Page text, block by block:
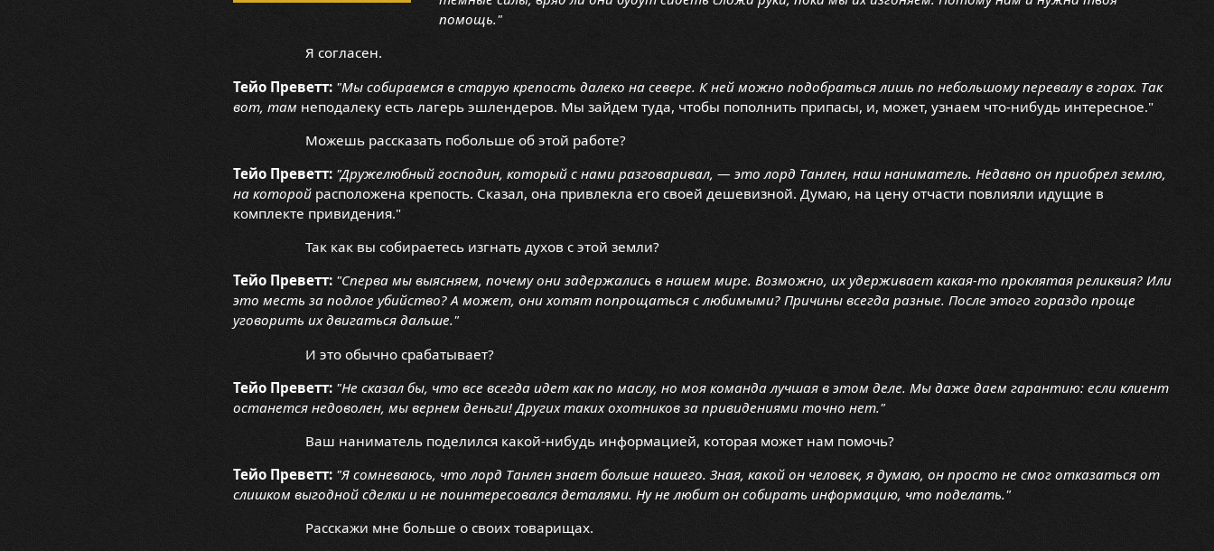
помощь."
Я согласен.
Тейо Преветт: "Мы собираемся в старую крепость далеко на севере. К ней можно подобраться лишь по небольшому перевалу в горах. Так
вот, там неподалеку есть лагерь эшлендеров. Мы зайдем туда, чтобы пополнить припасы, и, может, узнаем что-нибудь интересное."
Можешь рассказать побольше об этой работе?
Тейо Преветт: "Дружелюбный господин, который с нами разговаривал, — это лорд Танлен, наш наниматель. Недавно он приобрел землю,
на которой расположена крепость. Сказал, она привлекла его своей дешевизной. Думаю, на цену отчасти повлияли идущие в
комплекте привидения."
Так как вы собираетесь изгнать духов с этой земли?
Тейо Преветт: "Сперва мы выясняем, почему они задержались в нашем мире. Возможно, их удерживает какая-то проклятая реликвия? Или
это месть за подлое убийство? А может, они хотят попрощаться с любимыми? Причины всегда разные. После этого гораздо проще
уговорить их двигаться дальше."
И это обычно срабатывает?
Тейо Преветт: "Не сказал бы, что все всегда идет как по маслу, но моя команда лучшая в этом деле. Мы даже даем гарантию: если клиент
останется недоволен, мы вернем деньги! Других таких охотников за привидениями точно нет."
Ваш наниматель поделился какой-нибудь информацией, которая может нам помочь?
Тейо Преветт: "Я сомневаюсь, что лорд Танлен знает больше нашего. Зная, какой он человек, я думаю, он просто не смог отказаться от
слишком выгодной сделки и не поинтересовался деталями. Ну не любит он собирать информацию, что поделать."
Расскажи мне больше о своих товарищах.